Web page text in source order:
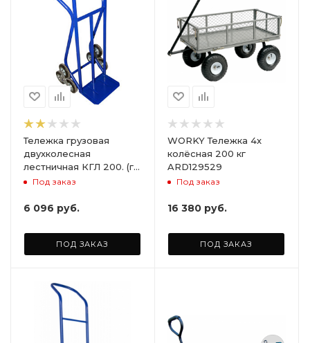
Тележка грузовая
двухколесная
лестничная КГЛ 200. (г/
п 200 кг), без колёс
Под заказ
6 096 руб.
ПОД ЗАКАЗ
WORKY Тележка 4х
колёсная 200 кг
ARD129529
Под заказ
16 380 руб.
ПОД ЗАКАЗ